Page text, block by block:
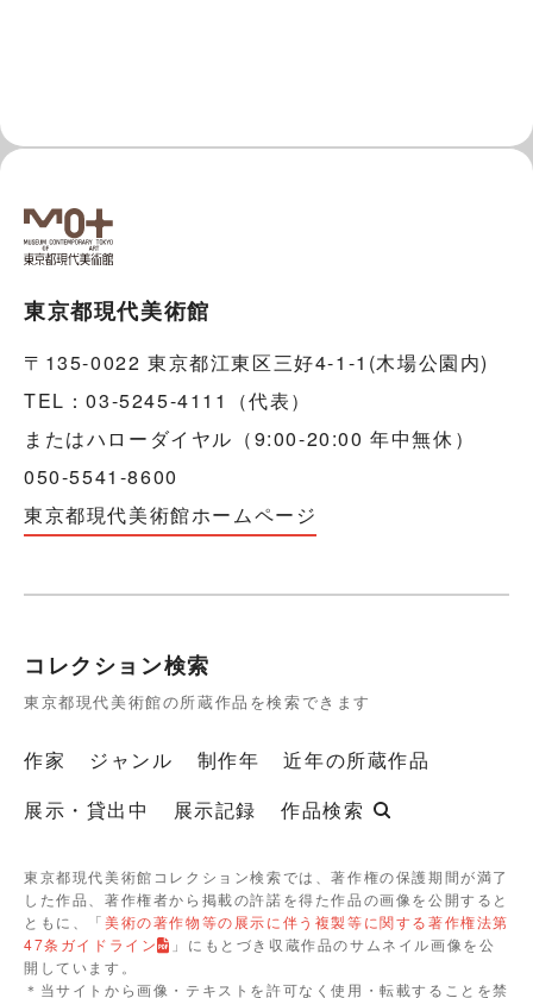
東京都現代美術館
〒135-0022 東京都江東区三好4-1-1(木場公園内)
TEL：03-5245-4111（代表）
またはハローダイヤル（9:00-20:00 年中無休）
050-5541-8600
東京都現代美術館ホームページ
コレクション検索
東京都現代美術館の所蔵作品を検索できます
作家 ジャンル 制作年
近年の所蔵作品
展示・貸出中
展示記録 作品検索
東京都現代美術館コレクション検索では、著作権の保護期間が満了
した作品、著作権者から掲載の許諾を得た作品の画像を公開すると
ともに、「美術の著作物等の展示に伴う複製等に関する著作権法第
47条ガイドライン
」にもとづき収蔵作品のサムネイル画像を公
開しています。
＊当サイトから画像・テキストを許可なく使用・転載することを禁